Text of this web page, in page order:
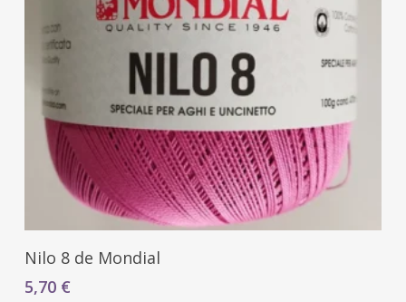
Seleccionar Opciones
Nilo 8 de Mondial
5,70 €